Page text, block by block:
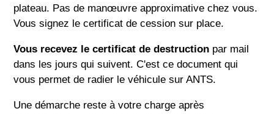
plateau. Pas de manœuvre approximative chez vous.
Vous signez le certificat de cession sur place.
Vous recevez le certificat de destruction par mail
dans les jours qui suivent. C'est ce document qui
vous permet de radier le véhicule sur ANTS.
Une démarche reste à votre charge après